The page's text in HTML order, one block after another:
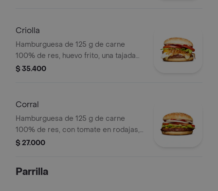
Criolla
Hamburguesa de 125 g de carne
100% de res, huevo frito, una tajada
de queso tipo mozzarella, cebolla
$ 35.400
Corral
Hamburguesa de 125 g de carne
100% de res, con tomate en rodajas,
cebolla en rodajas, lechuga, salsa
$ 27.000
Parrilla